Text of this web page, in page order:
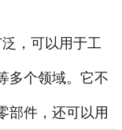
，可以用于工
多个领域。它不
部件，还可以用